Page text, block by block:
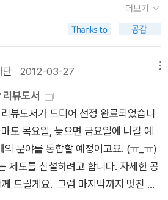
고 왔다. 우리 입에 들어간 음식은 죽은
는다는 믿음이 있기 때문이다. 포틀래
이의 존재다. 영혼 재래를 믿는 클링깃
태어난 친척 아기에게 죽은 자의 이름을
하세요, 할머니!'라고 아기의 몸으로 다
를 한다. 포틀래치의 열기 속에서 나
치를 두는 사회에 대한 양수가 복받
자네들은 왜 '영혼' 이야기를 하지 않
껴지네. 자네들은 영혼을 가지고 있지
ㆍ? 샤이언족의 땅을 나와 처음으로
에서 나는 계속 기도했다네. 여행을 한
부를 찍으며 곰을 찍은 두툼한 사진책이
린이들 읽는 판으로 꾸민 《곰아》(진
툼한 사진책은 언제쯤 어느 출판사에
여민 작은 책과 나란히 놓을 만한, 사
쁘게 누릴 날을 꿈꾼다. (4345.4.2.
.ㅎㄲㅅㄱ)
해 주세요. ==================
말을 남겨 주세요.2. 최근 작성한 리뷰
주소를 남기지 않을 경우 선정에서
평가단으로 활동하셨나요? (예/아니
으로 지원하시겠습니까? (예/아니오)
신청 기간 : 3월 30일~4월 15일지
을 꼭 읽어주세요. 타 분야와의 복수
더보기
단 2012-03-27
뷰도서
뷰도서가 드디어 선정 완료되었습니
도 목요일, 늦으면 금요일에 나갈 예
분야를 통합할 예정이고요. (ㅠ_ㅠ)
제도를 신설하려고 합니다. 자세한 공
드릴게요. 그럼 마지막까지 멋진 활